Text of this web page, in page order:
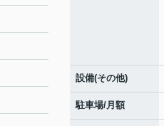
設備(その他)
駐車場/月額